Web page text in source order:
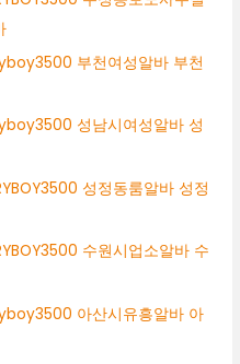
부천여성알바 부천
성남시여성알바 성
성정동룸알바 성정
수원시업소알바 수
아산시유흥알바 아